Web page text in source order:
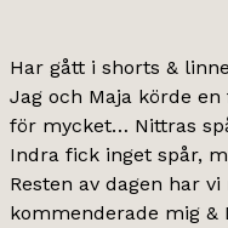
Har gått i shorts &
Jag och Maja körde
för mycket… Nittras
Indra fick inget spår,
Resten av dagen har
kommenderade mig